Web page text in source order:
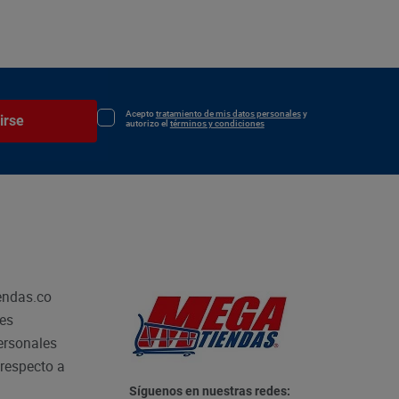
Aceptotratamiento de mis datos personalesy
autorizo el términos y condiciones
a
Síguenos en nuestras redes: